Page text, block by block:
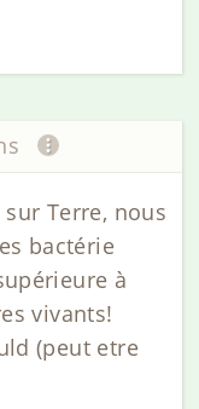
Terre, nous
bactérie
à
vivants!
(peut etre